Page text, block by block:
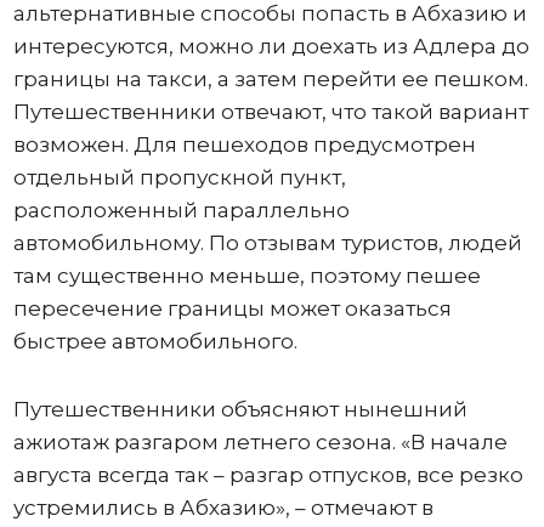
альтернативные способы попасть в Абхазию и
интересуются, можно ли доехать из Адлера до
границы на такси, а затем перейти ее пешком.
Путешественники отвечают, что такой вариант
возможен. Для пешеходов предусмотрен
отдельный пропускной пункт,
расположенный параллельно
автомобильному. По отзывам туристов, людей
там существенно меньше, поэтому пешее
пересечение границы может оказаться
быстрее автомобильного.
Путешественники объясняют нынешний
ажиотаж разгаром летнего сезона. «В начале
августа всегда так – разгар отпусков, все резко
устремились в Абхазию», – отмечают в